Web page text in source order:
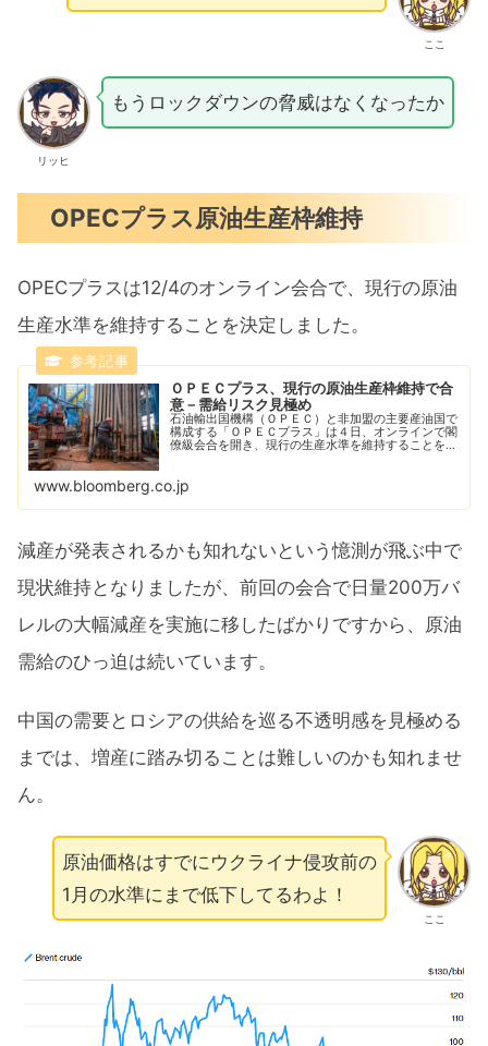
ここ
リッヒ
もうロックダウンの脅威はなくなったか
OPECプラス原油生産枠維持
OPECプラスは12/4のオンライン会合で、現行の原油
生産水準を維持することを決定しました。
ＯＰＥＣプラス、現行の原油生産枠維持で合
意－需給リスク見極め
石油輸出国機構（ＯＰＥＣ）と非加盟の主要産油国で
構成する「ＯＰＥＣプラス」は４日、オンラインで閣
僚級会合を開き、現行の生産水準を維持することを決
www.bloomberg.co.jp
減産が発表されるかも知れないという憶測が飛ぶ中で
現状維持となりましたが、前回の会合で日量200万バ
レルの大幅減産を実施に移したばかりですから、原油
需給のひっ迫は続いています。
中国の需要とロシアの供給を巡る不透明感を見極める
までは、増産に踏み切ることは難しいのかも知れませ
ん。
ここ
原油価格はすでにウクライナ侵攻前の
1月の水準にまで低下してるわよ！